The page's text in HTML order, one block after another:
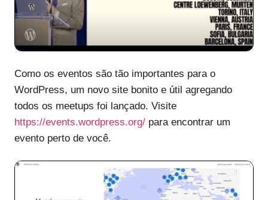
Como os eventos são tão importantes para o
WordPress, um novo site bonito e útil agregando
todos os meetups foi lançado. Visite
https://events.wordpress.org/ para encontrar um
evento perto de você.